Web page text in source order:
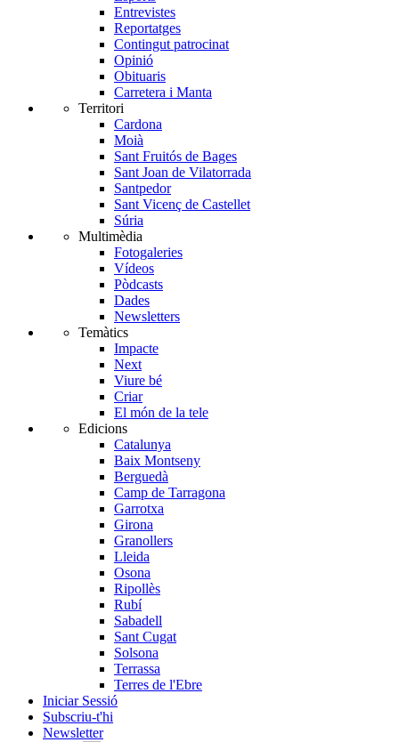
Entrevistes
Reportatges
Contingut patrocinat
Opinió
Obituaris
Carretera i Manta
Territori
Cardona
Moià
Sant Fruitós de Bages
Sant Joan de Vilatorrada
Santpedor
Sant Vicenç de Castellet
Súria
Multimèdia
Fotogaleries
Vídeos
Pòdcasts
Dades
Newsletters
Temàtics
Impacte
Next
Viure bé
Criar
El món de la tele
Edicions
Catalunya
Baix Montseny
Berguedà
Camp de Tarragona
Garrotxa
Girona
Granollers
Lleida
Osona
Ripollès
Rubí
Sabadell
Sant Cugat
Solsona
Terrassa
Terres de l'Ebre
Iniciar Sessió
Subscriu-t'hi
Newsletter